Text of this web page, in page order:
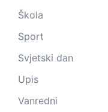
Škola
Sport
Svjetski dan
Upis
Vanredni